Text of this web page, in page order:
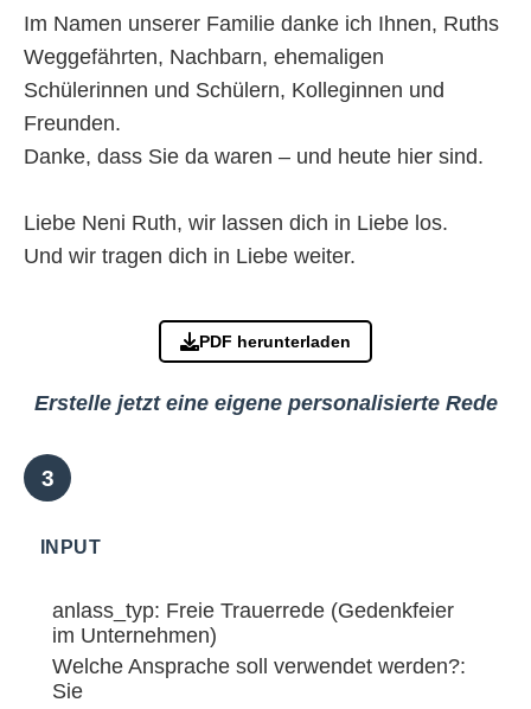
Im Namen unserer Familie danke ich Ihnen, Ruths
Weggefährten, Nachbarn, ehemaligen
Schülerinnen und Schülern, Kolleginnen und
Freunden.
Danke, dass Sie da waren – und heute hier sind.
Liebe Neni Ruth, wir lassen dich in Liebe los.
Und wir tragen dich in Liebe weiter.
PDF herunterladen
Erstelle jetzt eine eigene personalisierte Rede
INPUT
anlass_typ: Freie Trauerrede (Gedenkfeier
im Unternehmen)
Welche Ansprache soll verwendet werden?:
Sie